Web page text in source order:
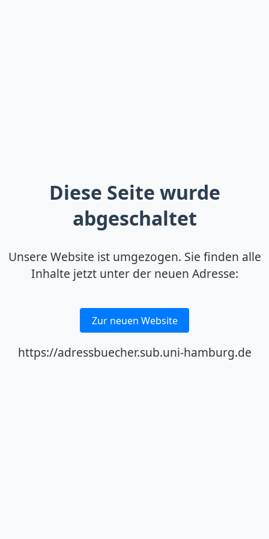
Diese Seite wurde
abgeschaltet
Unsere Website ist umgezogen. Sie finden alle
Inhalte jetzt unter der neuen Adresse:
Zur neuen Website
https://adressbuecher.sub.uni-hamburg.de